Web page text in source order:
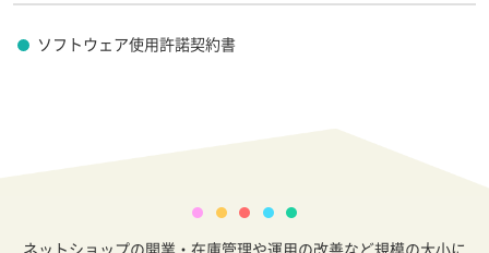
ソフトウェア使用許諾契約書
ネットショップの開業・在庫管理や運用の改善など規模の大小に